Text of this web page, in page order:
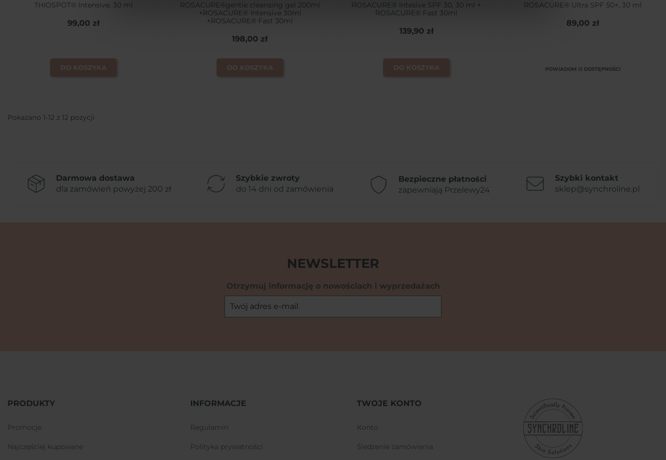
THIOSPOT® Intensive, 30 ml
99,00 zł
DO KOSZYKA
ROSACURE®gentle cleansing gel 200ml
+ROSACURE® Intensive 30ml
+ROSACURE® Fast 30ml
198,00 zł
DO KOSZYKA
ROSACURE® Intesive SPF 30, 30 ml +
ROSACURE® Fast 30ml
139,90 zł
DO KOSZYKA
ROSACURE® Ultra SPF 50+, 30 ml
89,00 zł
POWIADOM O DOSTĘPNOŚCI
Pokazano 1-12 z 12 pozycji
Darmowa dostawa
dla zamówień powyżej 200 zł
Szybkie zwroty
do 14 dni od zamówienia
Bezpieczne płatności
zapewniają Przelewy24
Szybki kontakt
sklep@synchroline.pl
NEWSLETTER
Otrzymuj informację o nowościach i wyprzedażach
PRODUKTY
promocje
najczęściej kupowane
INFORMACJE
regulamin
polityka prywatności
TWOJE KONTO
konto
śledzenie zamówienia